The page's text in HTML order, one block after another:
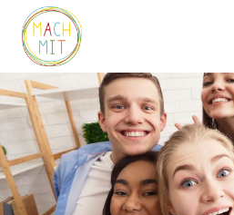
Zum
Inhalt
springen